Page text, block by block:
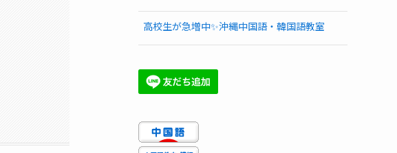
高校生が急増中✨沖縄中国語・韓国語教室